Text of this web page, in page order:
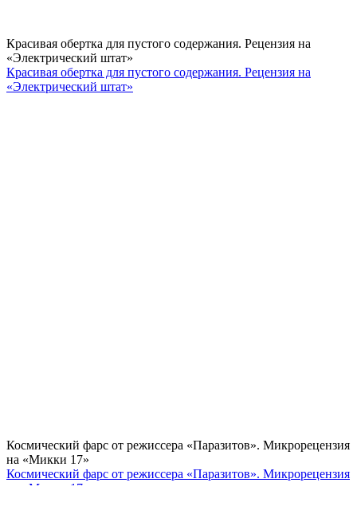
Красивая обертка для пустого содержания. Рецензия на
«Электрический штат»
Красивая обертка для пустого содержания. Рецензия на
«Электрический штат»
Космический фарс от режиссера «Паразитов». Микрорецензия
на «Микки 17»
Космический фарс от режиссера «Паразитов». Микрорецензия
на «Микки 17»